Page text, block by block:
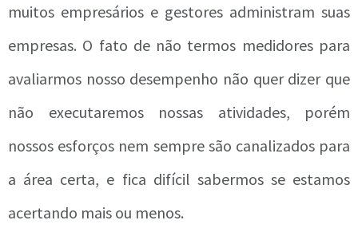
muitos empresários e gestores administram suas
empresas. O fato de não termos medidores para
avaliarmos nosso desempenho não quer dizer que
não executaremos nossas atividades, porém
nossos esforços nem sempre são canalizados para
a área certa, e fica difícil sabermos se estamos
acertando mais ou menos.